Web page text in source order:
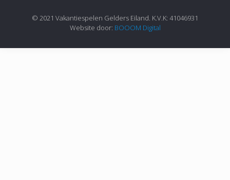
© 2021 Vakantiespelen Gelders Eiland. K.V.K: 41046931
Website door: BOOOM Digital